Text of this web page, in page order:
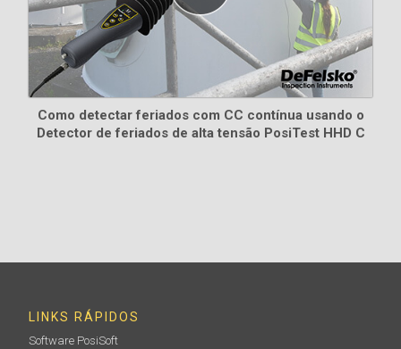
Como detectar feriados com CC contínua usando o
Detector de feriados de alta tensão PosiTest HHD C
LINKS RÁPIDOS
Software PosiSoft